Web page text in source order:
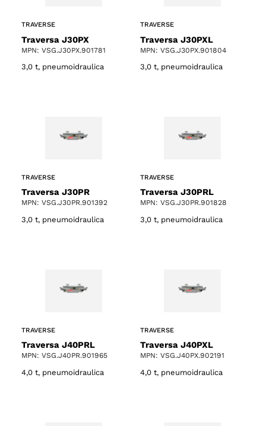
TRAVERSE
Traversa J30PX
MPN: VSG.J30PX.901781
3,0 t, pneumoidraulica
TRAVERSE
Traversa J30PXL
MPN: VSG.J30PX.901804
3,0 t, pneumoidraulica
TRAVERSE
Traversa J30PR
MPN: VSG.J30PR.901392
3,0 t, pneumoidraulica
TRAVERSE
Traversa J30PRL
MPN: VSG.J30PR.901828
3,0 t, pneumoidraulica
TRAVERSE
Traversa J40PRL
MPN: VSG.J40PR.901965
4,0 t, pneumoidraulica
TRAVERSE
Traversa J40PXL
MPN: VSG.J40PX.902191
4,0 t, pneumoidraulica